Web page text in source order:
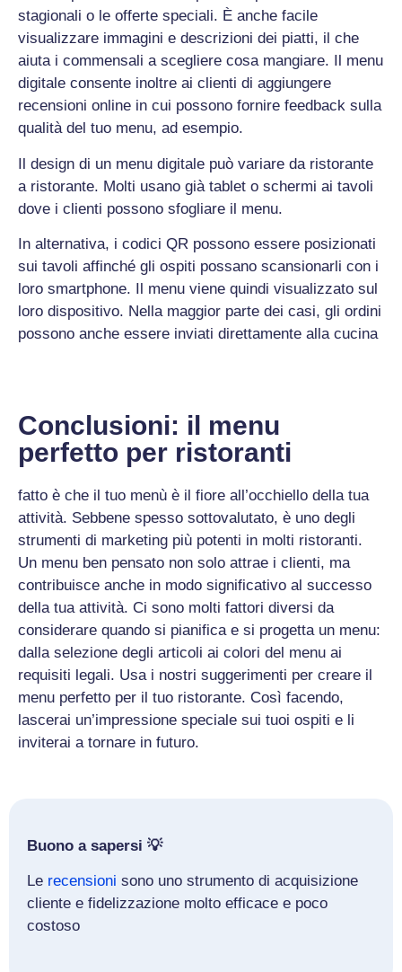
stagionali o le offerte speciali. È anche facile
visualizzare immagini e descrizioni dei piatti, il che
aiuta i commensali a scegliere cosa mangiare. Il menu
digitale consente inoltre ai clienti di aggiungere
recensioni online in cui possono fornire feedback sulla
qualità del tuo menu, ad esempio.
Il design di un menu digitale può variare da ristorante
a ristorante. Molti usano già tablet o schermi ai tavoli
dove i clienti possono sfogliare il menu.
In alternativa, i codici QR possono essere posizionati
sui tavoli affinché gli ospiti possano scansionarli con i
loro smartphone. Il menu viene quindi visualizzato sul
loro dispositivo. Nella maggior parte dei casi, gli ordini
possono anche essere inviati direttamente alla cucina
Conclusioni: il menu
perfetto per ristoranti
fatto è che il tuo menù è il fiore all’occhiello della tua
attività. Sebbene spesso sottovalutato, è uno degli
strumenti di marketing più potenti in molti ristoranti.
Un menu ben pensato non solo attrae i clienti, ma
contribuisce anche in modo significativo al successo
della tua attività. Ci sono molti fattori diversi da
considerare quando si pianifica e si progetta un menu:
dalla selezione degli articoli ai colori del menu ai
requisiti legali. Usa i nostri suggerimenti per creare il
menu perfetto per il tuo ristorante. Così facendo,
lascerai un’impressione speciale sui tuoi ospiti e li
inviterai a tornare in futuro.
Buono a sapersi 💡
Le recensioni sono uno strumento di acquisizione
cliente e fidelizzazione molto efficace e poco
costoso